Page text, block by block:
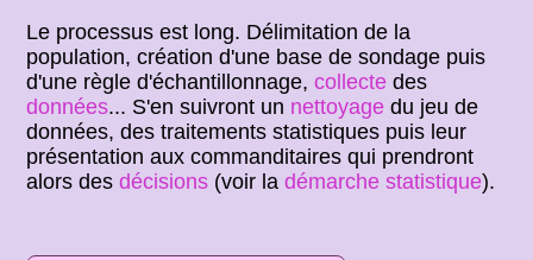
Le processus est long. Délimitation de la
population, création d'une base de sondage puis
d'une règle d'échantillonnage,collecte des
données... S'en suivront un nettoyage du jeu de
données, des traitements statistiques puis leur
présentation aux commanditaires qui prendront
alors desdécisions (voir ladémarche statistique).